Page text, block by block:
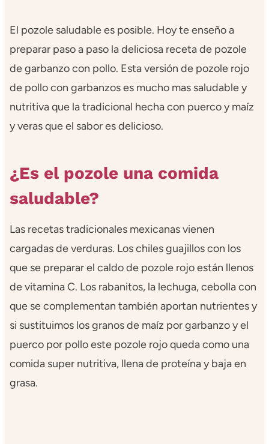
El pozole saludable es posible. Hoy te enseño a
preparar paso a paso la deliciosa receta de pozole
de garbanzo con pollo. Esta versión de pozole rojo
de pollo con garbanzos es mucho mas saludable y
nutritiva que la tradicional hecha con puerco y maíz
y veras que el sabor es delicioso.
¿Es el pozole una comida
saludable?
Las recetas tradicionales mexicanas vienen
cargadas de verduras. Los chiles guajillos con los
que se preparar el caldo de pozole rojo están llenos
de vitamina C. Los rabanitos, la lechuga, cebolla con
que se complementan también aportan nutrientes y
si sustituimos los granos de maíz por garbanzo y el
puerco por pollo este pozole rojo queda como una
comida super nutritiva, llena de proteína y baja en
grasa.